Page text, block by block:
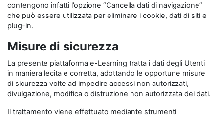
contengono infatti l’opzione “Cancella dati di navigazione”
che può essere utilizzata per eliminare i cookie, dati di siti e
plug-in.
Misure di sicurezza
La presente piattaforma e-Learning tratta i dati degli Utenti
in maniera lecita e corretta, adottando le opportune misure
di sicurezza volte ad impedire accessi non autorizzati,
divulgazione, modifica o distruzione non autorizzata dei dati.
Il trattamento viene effettuato mediante strumenti